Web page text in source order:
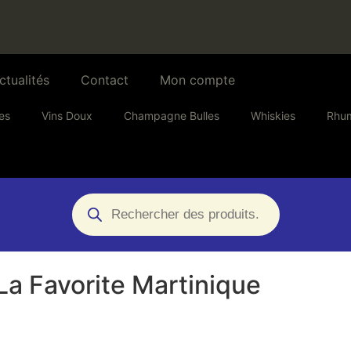
Contact Mon compte
Vins Doux Champagne Bulles Whiskies
Favorite Martinique